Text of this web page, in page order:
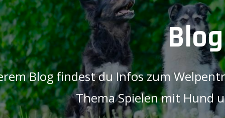
Blog
Blog findest du Infos zum
Thema Spielen mit Hund